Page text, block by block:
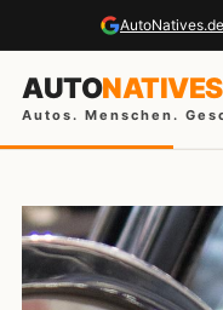
AUTONATIVES
Autos. Menschen.